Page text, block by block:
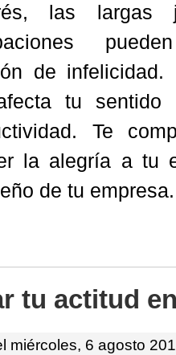
las largas
de
tu sentido
Te
la alegría a tu
de tu
tu actitud
miércoles, 6 agosto